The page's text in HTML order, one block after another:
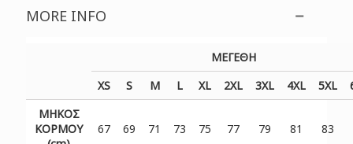
MORE INFO
ΜΕΓΕΘΗ
XS
S M L XL 2XL 3XL 4XL 5XL
ΜΗΚΟΣ
ΚΟΡΜΟΥ
67 69 71 73 75 77 79 81 83